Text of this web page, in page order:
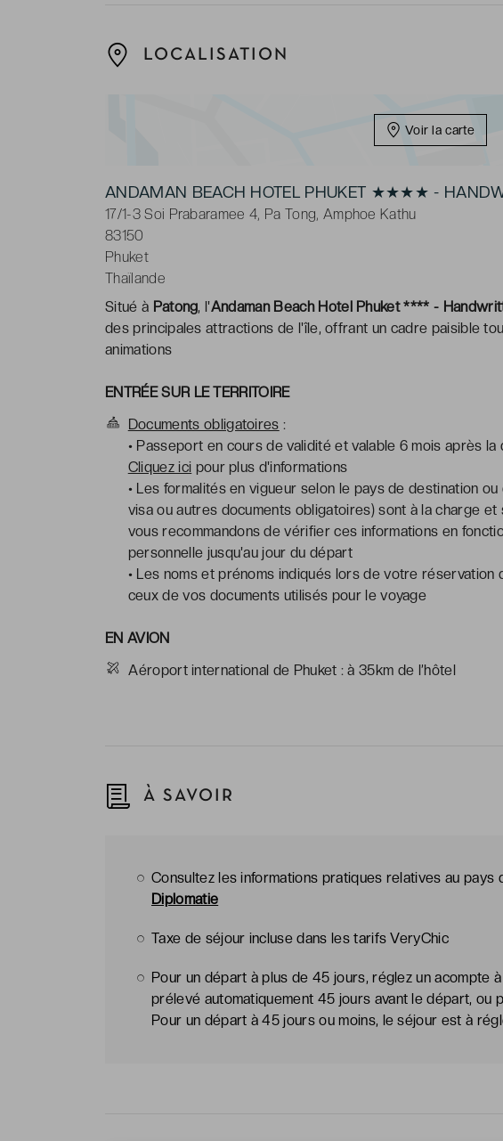
LOCALISATION
Voir la carte
ANDAMAN BEACH HOTEL PHUKET ★★★★ -
17/1-3 Soi Prabaramee 4, Pa Tong, Amphoe Kathu
83150
Phuket
Thaïlande
Situé à Patong, l'Andaman Beach Hotel Phuket **** -
des principales attractions de l'île, offrant un cadre paisible
animations
ENTRÉE SUR LE TERRITOIRE
Documents obligatoires :
• Passeport en cours de validité et valable 6 mois après
Cliquez ici pour plus d'informations
• Les formalités en vigueur selon le pays de destination
visa ou autres documents obligatoires) sont à la charge
vous recommandons de vérifier ces informations en
personnelle jusqu'au jour du départ
• Les noms et prénoms indiqués lors de votre
ceux de vos documents utilisés pour le voyage
EN AVION
Aéroport international de Phuket : à 35km de l’hôtel
À SAVOIR
Consultez les informations pratiques relatives au pays
Diplomatie
Taxe de séjour incluse dans les tarifs VeryChic
Pour un départ à plus de 45 jours, réglez un acompte
prélevé automatiquement 45 jours avant le départ, ou
Pour un départ à 45 jours ou moins, le séjour est à